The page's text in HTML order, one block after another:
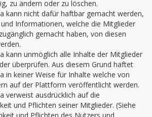
zu ändern oder zu löschen.
kann nicht dafür haftbar gemacht werden,
und Informationen, welche die Mitglieder
gemacht haben, von diesen
kann unmöglich alle Inhalte der Mitglieder
überprüfen. Aus diesem Grund haftet
in keiner Weise für Inhalte welche von
auf der Plattform veröffentlicht werden.
verweist ausdrücklich auf die
und Pflichten seiner Mitglieder. (Siehe